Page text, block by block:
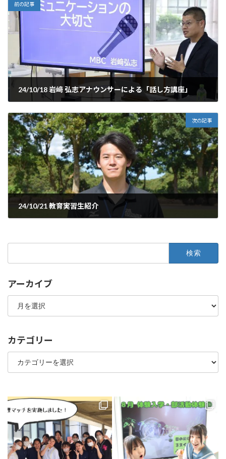
前の記事
24/10/18 岩﨑 弘志アナウンサーによる「話し方講座」
次の記事
24/10/21 教育実習生紹介
アーカイブ
ア
カ
ブ
カテゴリー
カ
ゴ